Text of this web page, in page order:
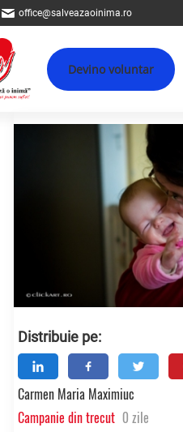
office@salveazaoinima.ro
Devino voluntar
Distribuie pe:
Carmen Maria Maximiuc
Campanie din trecut 0 zile